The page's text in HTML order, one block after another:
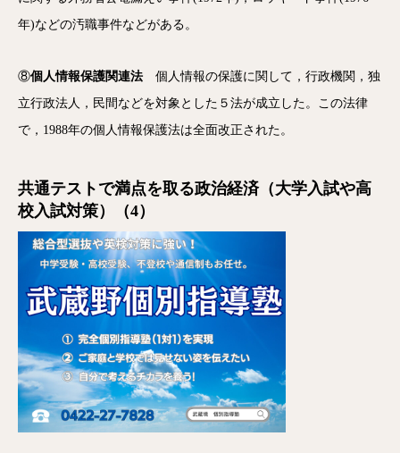
年)などの汚職事件などがある。
⑧個人情報保護関連法 個人情報の保護に関して，行政機関，独
立行政法人，民間などを対象とした５法が成立した。この法律
で，1988年の個人情報保護法は全面改正された。
共通テストで満点を取る政治経済（大学入試や高
校入試対策）（4）